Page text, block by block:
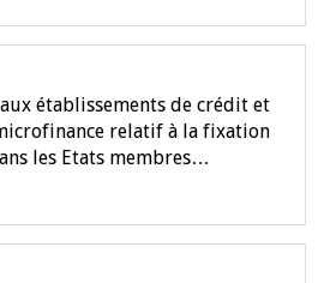
établissements de crédit et
relatif à la fixation
les Etats membres…